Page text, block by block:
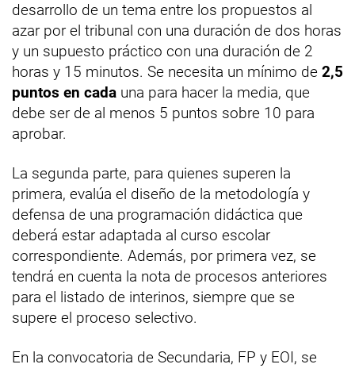
desarrollo de un tema entre los propuestos al
azar por el tribunal con una duración de dos horas
y un supuesto práctico con una duración de 2
horas y 15 minutos. Se necesita un mínimo de 2,5
puntos en cada una para hacer la media, que
debe ser de al menos 5 puntos sobre 10 para
aprobar.
La segunda parte, para quienes superen la
primera, evalúa el diseño de la metodología y
defensa de una programación didáctica que
deberá estar adaptada al curso escolar
correspondiente. Además, por primera vez, se
tendrá en cuenta la nota de procesos anteriores
para el listado de interinos, siempre que se
supere el proceso selectivo.
En la convocatoria de Secundaria, FP y EOI, se